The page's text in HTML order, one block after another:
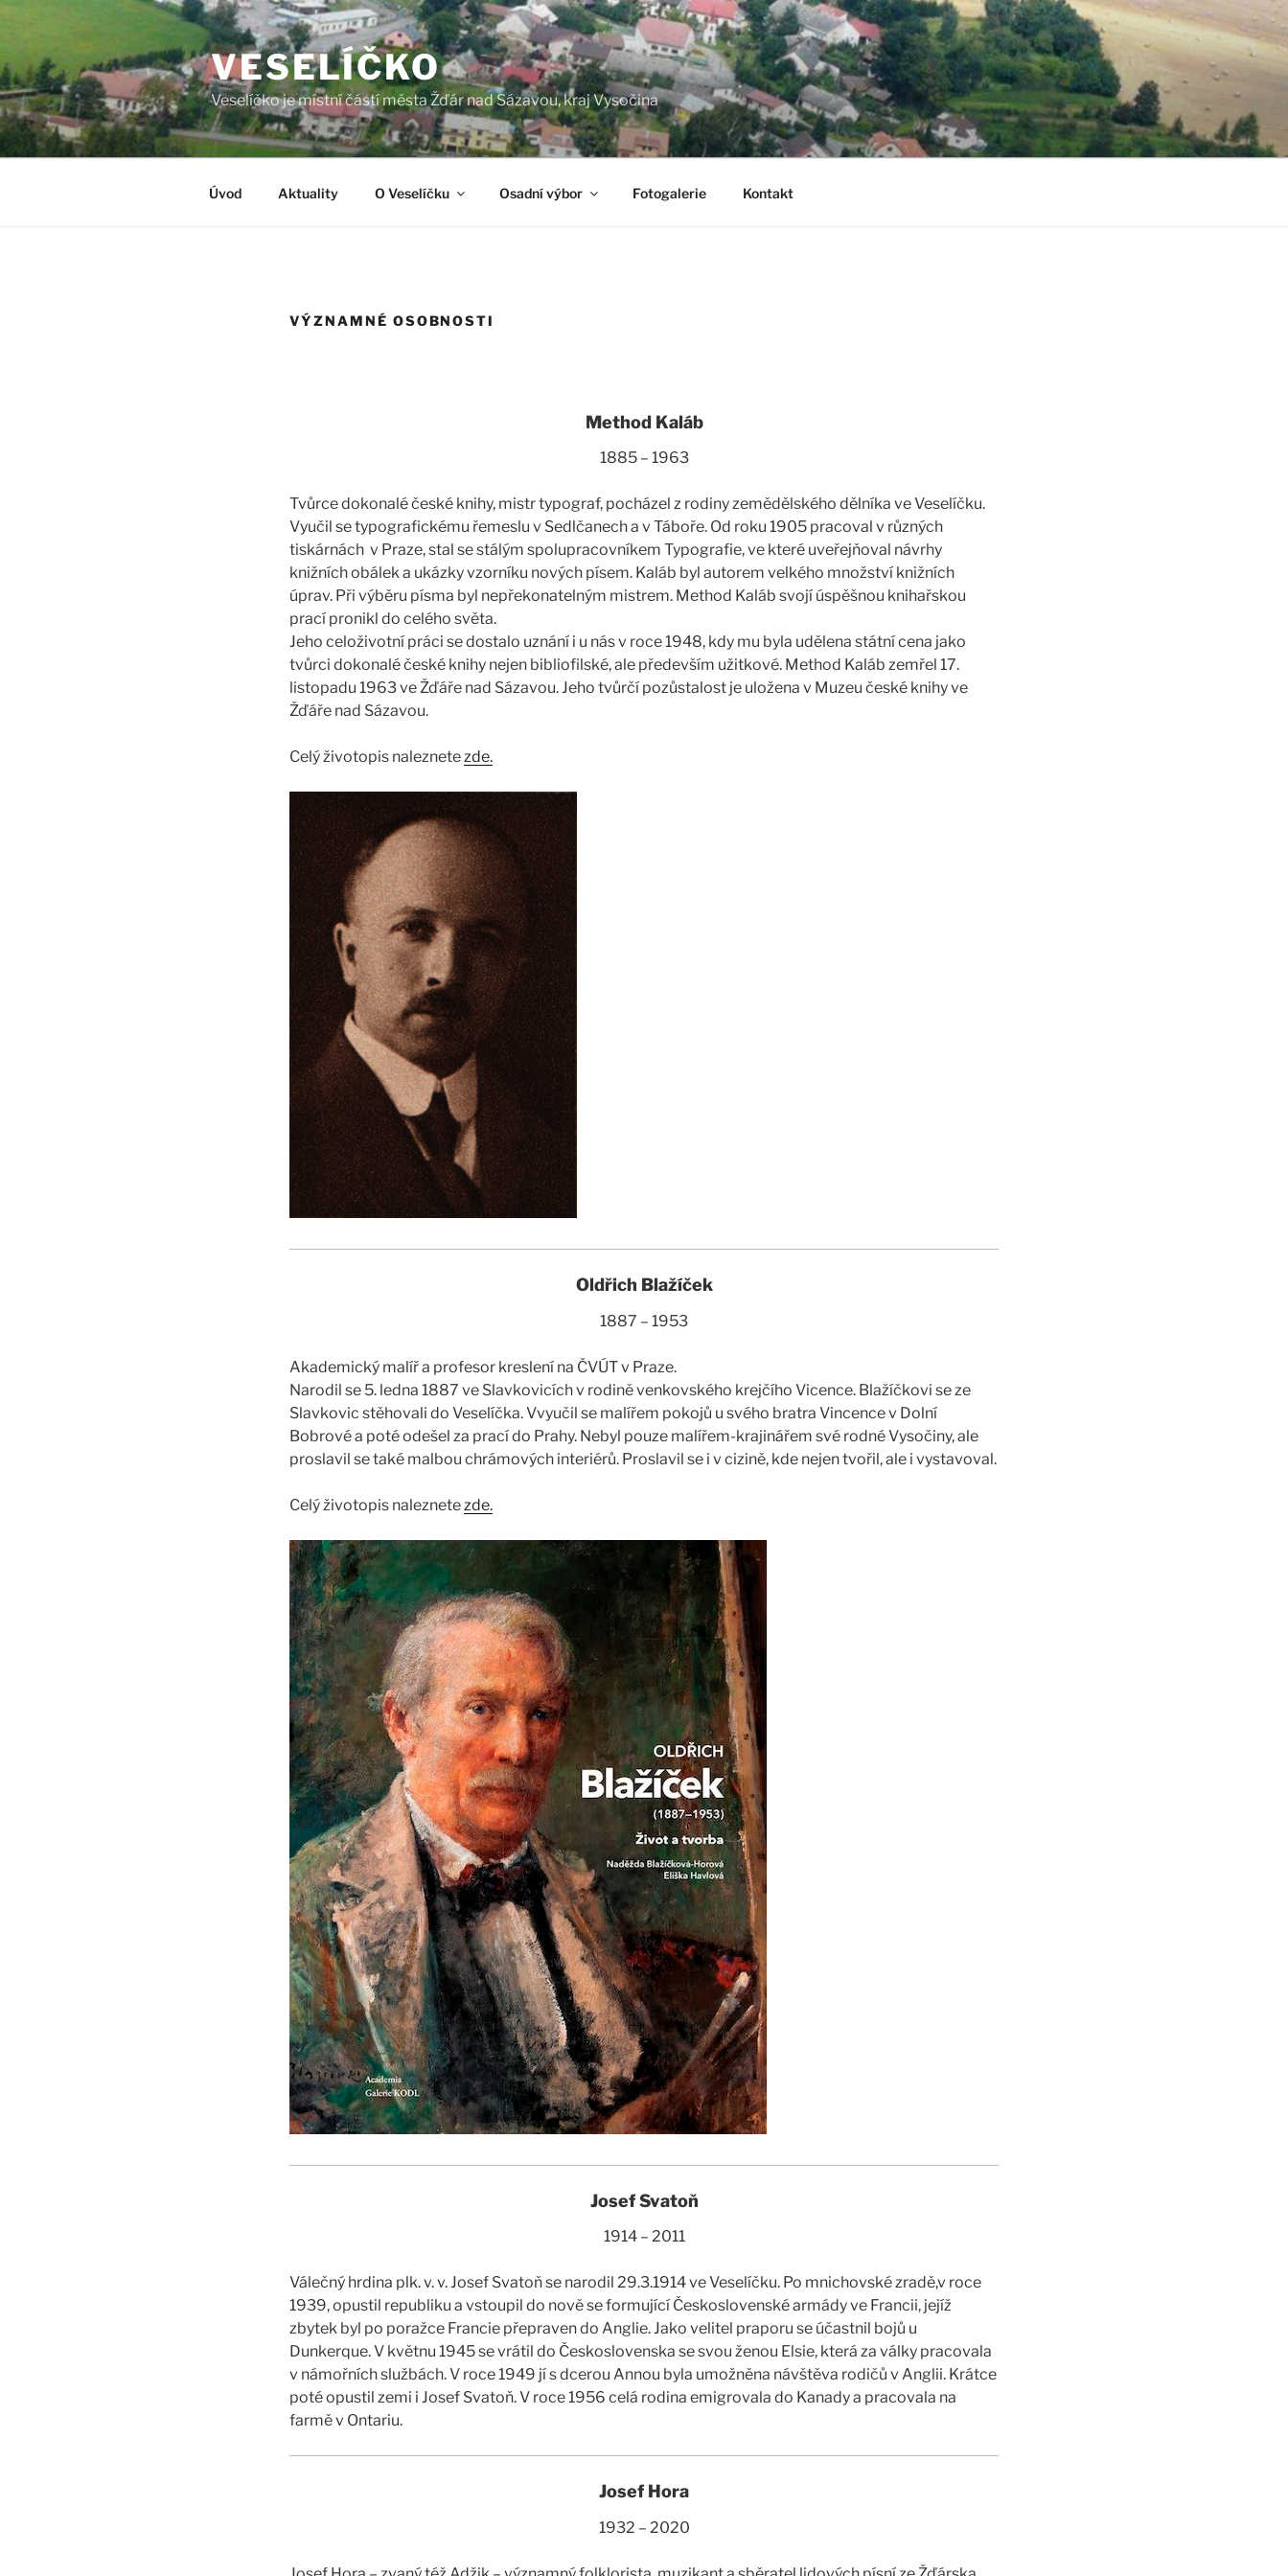
Přejít
obsahu
webu
VESELÍČKO
Veselíčko je místní částí města Žďár nad Sázavou, kraj Vysočina
Úvod Aktuality O Veselíčku Osadní výbor Fotogalerie Kontakt
VÝZNAMNÉ OSOBNOSTI
Method Kaláb
1885 – 1963
Tvůrce dokonalé české knihy, mistr typograf, pocházel z rodiny zemědělského dělníka ve Veselíčku.
Vyučil se typografickému řemeslu v Sedlčanech a v Táboře. Od roku 1905 pracoval v různých
tiskárnách v Praze, stal se stálým spolupracovníkem Typografie, ve které uveřejňoval návrhy
knižních obálek a ukázky vzorníku nových písem. Kaláb byl autorem velkého množství knižních
úprav. Při výběru písma byl nepřekonatelným mistrem. Method Kaláb svojí úspěšnou knihařskou
prací pronikl do celého světa.
Jeho celoživotní práci se dostalo uznání i u nás v roce 1948, kdy mu byla udělena státní cena jako
tvůrci dokonalé české knihy nejen bibliofilské, ale především užitkové. Method Kaláb zemřel 17.
listopadu 1963 ve Žďáře nad Sázavou. Jeho tvůrčí pozůstalost je uložena v Muzeu české knihy ve
Žďáře nad Sázavou.
Celý životopis naleznetezde.
Oldřich Blažíček
1887 – 1953
Akademický malíř a profesor kreslení na ČVÚT v Praze.
Narodil se 5. ledna 1887 ve Slavkovicích v rodině venkovského krejčího Vicence. Blažíčkovi se ze
Slavkovic stěhovali do Veselíčka. Vvyučil se malířem pokojů u svého bratra Vincence v Dolní
Bobrové a poté odešel za prací do Prahy. Nebyl pouze malířem-krajinářem své rodné Vysočiny, ale
proslavil se také malbou chrámových interiérů. Proslavil se i v cizině, kde nejen tvořil, ale i vystavoval.
Celý životopis naleznetezde.
Josef Svatoň
1914 – 2011
Válečný hrdina plk. v. v. Josef Svatoň se narodil 29.3.1914 ve Veselíčku. Po mnichovské zradě,v roce
1939, opustil republiku a vstoupil do nově se formující Československé armády ve Francii, jejíž
zbytek byl po poražce Francie přepraven do Anglie. Jako velitel praporu se účastnil bojů u
Dunkerque. V květnu 1945 se vrátil do Československa se svou ženou Elsie, která za války pracovala
v námořních službách. V roce 1949 jí s dcerou Annou byla umožněna návštěva rodičů v Anglii. Krátce
poté opustil zemi i Josef Svatoň. V roce 1956 celá rodina emigrovala do Kanady a pracovala na
farmě v Ontariu.
Josef Hora
1932 – 2020